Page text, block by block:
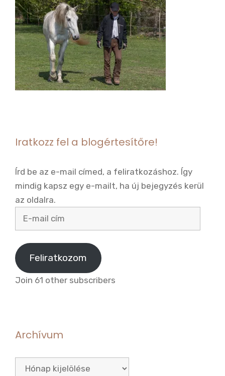
Iratkozz fel a blogértesítőre!
Írd be az e-mail címed, a feliratkozáshoz. Így
mindig kapsz egy e-mailt, ha új bejegyzés kerül
az oldalra.
cím
Feliratkozom
Join 61 other subscribers
Archívum
Archívum